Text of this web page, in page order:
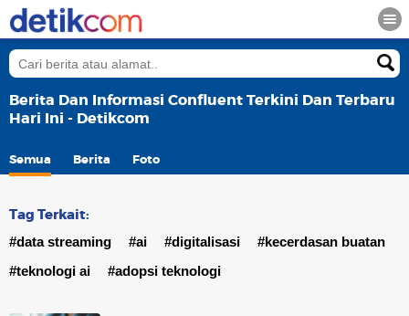
Berita Dan Informasi Confluent Terkini Dan Terbaru
Hari Ini - Detikcom
Semua Berita Foto
Tag Terkait:
#data streaming #ai #digitalisasi
#kecerdasan buatan
#teknologi ai
#adopsi teknologi